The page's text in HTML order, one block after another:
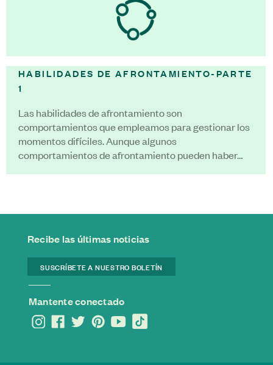
HABILIDADES DE AFRONTAMIENTO-PARTE
1
Las habilidades de afrontamiento son
comportamientos que empleamos para gestionar los
momentos difíciles. Aunque algunos
comportamientos de afrontamiento pueden haber…
Recibe las últimas noticias
SUSCRÍBETE A NUESTRO BOLETÍN
Mantente conectado